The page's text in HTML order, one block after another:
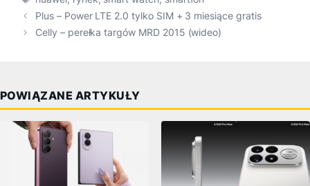
Plus – Power LTE 2.0 tylko SIM + 3 miesiące gratis
Celly – perełka targów MRD 2015 (wideo)
POWIĄZANE ARTYKUŁY